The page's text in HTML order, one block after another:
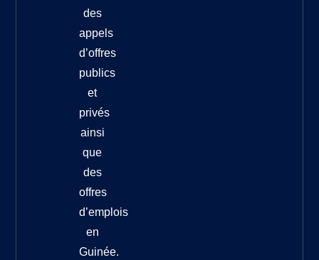
des
appels
d’offres
publics
et
privés
ainsi
que
des
offres
d’emplois
en
Guinée.